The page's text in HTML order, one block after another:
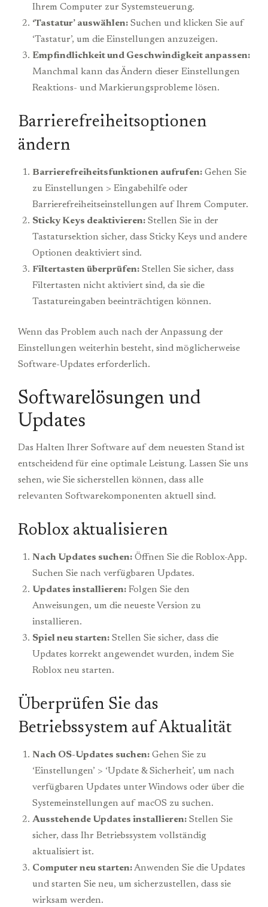
Ihrem Computer zur Systemsteuerung.
‘Tastatur’ auswählen: Suchen und klicken Sie auf
‘Tastatur’, um die Einstellungen anzuzeigen.
Empfindlichkeit und Geschwindigkeit anpassen:
Manchmal kann das Ändern dieser Einstellungen
Reaktions- und Markierungsprobleme lösen.
Barrierefreiheitsoptionen
ändern
Barrierefreiheitsfunktionen aufrufen: Gehen Sie
zu Einstellungen > Eingabehilfe oder
Barrierefreiheitseinstellungen auf Ihrem Computer.
Sticky Keys deaktivieren: Stellen Sie in der
Tastatursektion sicher, dass Sticky Keys und andere
Optionen deaktiviert sind.
Filtertasten überprüfen: Stellen Sie sicher, dass
Filtertasten nicht aktiviert sind, da sie die
Tastatureingaben beeinträchtigen können.
Wenn das Problem auch nach der Anpassung der
Einstellungen weiterhin besteht, sind möglicherweise
Software-Updates erforderlich.
Softwarelösungen und
Updates
Das Halten Ihrer Software auf dem neuesten Stand ist
entscheidend für eine optimale Leistung. Lassen Sie uns
sehen, wie Sie sicherstellen können, dass alle
relevanten Softwarekomponenten aktuell sind.
Roblox aktualisieren
Nach Updates suchen: Öffnen Sie die Roblox-App.
Suchen Sie nach verfügbaren Updates.
Updates installieren: Folgen Sie den
Anweisungen, um die neueste Version zu
installieren.
Spiel neu starten: Stellen Sie sicher, dass die
Updates korrekt angewendet wurden, indem Sie
Roblox neu starten.
Überprüfen Sie das
Betriebssystem auf Aktualität
Nach OS-Updates suchen: Gehen Sie zu
‘Einstellungen’ > ‘Update & Sicherheit’, um nach
verfügbaren Updates unter Windows oder über die
Systemeinstellungen auf macOS zu suchen.
Ausstehende Updates installieren: Stellen Sie
sicher, dass Ihr Betriebssystem vollständig
aktualisiert ist.
Computer neu starten:Anwenden Sie die Updates
und starten Sie neu, um sicherzustellen, dass sie
wirksam werden.